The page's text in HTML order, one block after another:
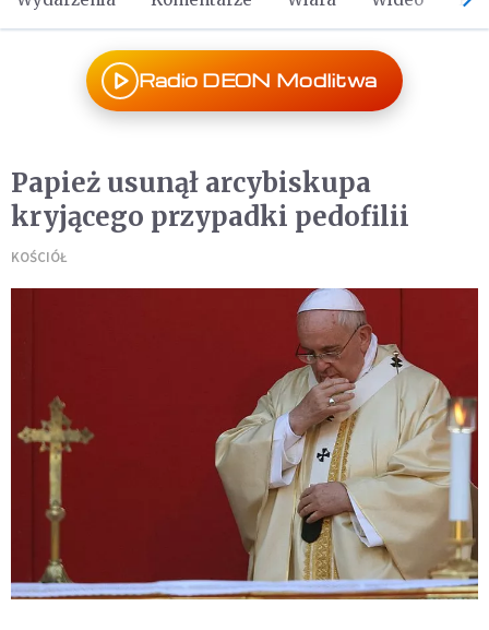
Radio DEON Modlitwa
Papież usunął arcybiskupa
kryjącego przypadki pedofilii
KOŚCIÓŁ